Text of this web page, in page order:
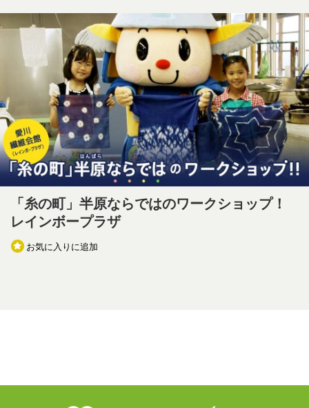
「糸の町」半原ならではのワークショップ！
レインボープラザ
お気に入りに追加